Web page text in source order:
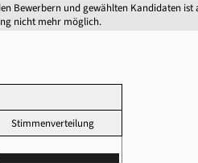
Bewerbern und gewählten Kandidaten ist
nicht mehr möglich.
Stimmenverteilung